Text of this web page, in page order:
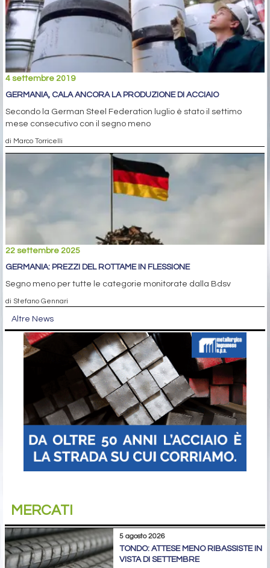
4 settembre 2019
GERMANIA, CALA ANCORA LA PRODUZIONE DI ACCIAIO
Secondo la German Steel Federation luglio è stato il settimo
mese consecutivo con il segno meno
di Marco Torricelli
22 settembre 2025
GERMANIA: PREZZI DEL ROTTAME IN FLESSIONE
Segno meno per tutte le categorie monitorate dalla Bdsv
di Stefano Gennari
Altre News
MERCATI
5 agosto 2026
TONDO: ATTESE MENO RIBASSISTE IN
VISTA DI SETTEMBRE